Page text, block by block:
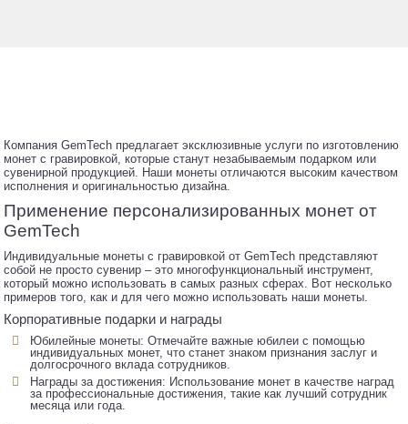
Компания GemTech предлагает эксклюзивные услуги по изготовлению
монет с гравировкой, которые станут незабываемым подарком или
сувенирной продукцией. Наши монеты отличаются высоким качеством
исполнения и оригинальностью дизайна.
Применение персонализированных монет от
GemTech
Индивидуальные монеты с гравировкой от GemTech представляют
собой не просто сувенир – это многофункциональный инструмент,
который можно использовать в самых разных сферах. Вот несколько
примеров того, как и для чего можно использовать наши монеты.
Корпоративные подарки и награды
Юбилейные монеты: Отмечайте важные юбилеи с помощью
индивидуальных монет, что станет знаком признания заслуг и
долгосрочного вклада сотрудников.
Награды за достижения: Использование монет в качестве наград
за профессиональные достижения, такие как лучший сотрудник
месяца или года.